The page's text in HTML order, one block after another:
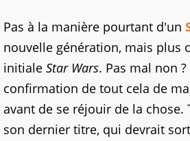
Pas à la manière pourtant d'un
nouvelle génération, mais plus
initiale Star Wars. Pas mal non
confirmation de tout cela de
avant de se réjouir de la chose.
son dernier titre, qui devrait